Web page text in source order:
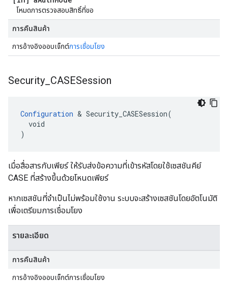
โหมดการตรวจสอบสิทธิ์ที่ขอ
การคืนสินค้า
การอ้างอิงออบเจ็กต์การเชื่อมโยง
Security CASESession
Configuration & Security_CASESession(
  void
)
เมื่อสื่อสารกับเพียร์ ให้รับส่งข้อความที่เข้ารหัสโดยใช้เซสชันคีย์
CASE ที่สร้างขึ้นด้วยโหนดเพียร์
หากเซสชันที่จำเป็นไม่พร้อมใช้งาน ระบบจะสร้างเซสชันโดยอัตโนมัติ
เพื่อเตรียมการเชื่อมโยง
รายละเอียด
การคืนสินค้า
การอ้างอิงออบเจ็กต์การเชื่อมโยง